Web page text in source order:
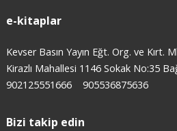
e-kitaplar
Kevser Basın Yayın Eğt. Org. ve Kırt.
Kirazlı Mahallesi 1146 Sokak No:35
902125551666
905536875636
Bizi takip edin